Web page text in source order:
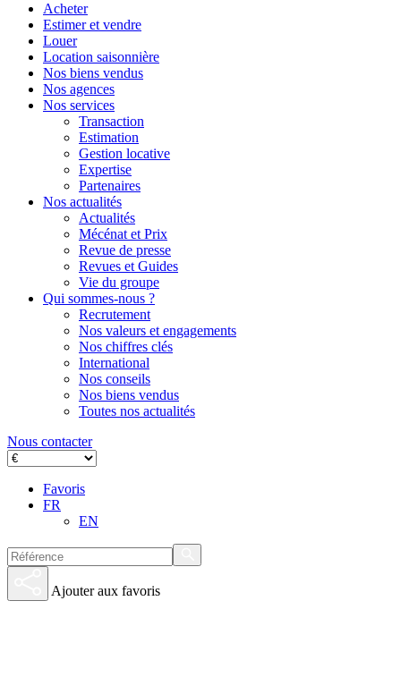
Acheter
Estimer et vendre
Louer
Location saisonnière
Nos biens vendus
Nos agences
Nos services
Transaction
Estimation
Gestion locative
Expertise
Partenaires
Nos actualités
Actualités
Mécénat et Prix
Revue de presse
Revues et Guides
Vie du groupe
Qui sommes-nous ?
Recrutement
Nos valeurs et engagements
Nos chiffres clés
International
Nos conseils
Nos biens vendus
Toutes nos actualités
Nous contacter
Favoris
FR
EN
Ajouter aux favoris